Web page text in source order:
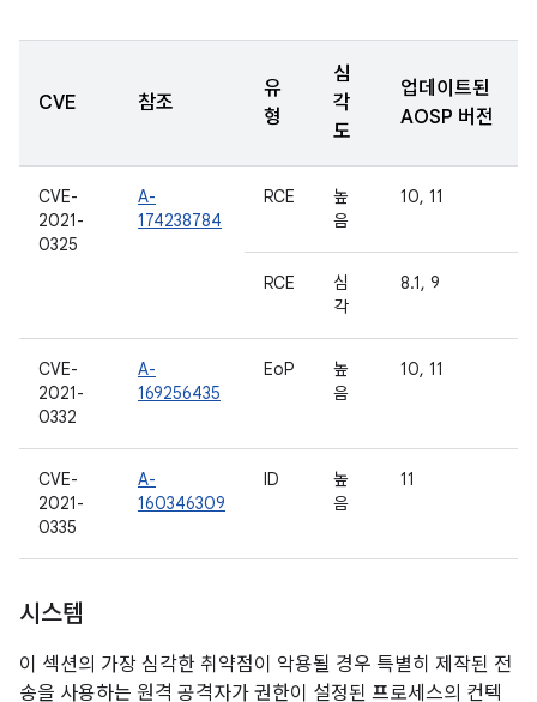
CVE 참조
유
형
심
각
도
업데이트된
AOSP 버전
CVE-
2021-
0325
A-
174238784
RCE
높
음
10, 11
RCE
심
각
8.1, 9
CVE-
2021-
0332
A-
169256435
EoP
높
음
10, 11
CVE-
2021-
0335
A-
160346309
ID
높
음
11
시스템
이 섹션의 가장 심각한 취약점이 악용될 경우 특별히 제작된 전
송을 사용하는 원격 공격자가 권한이 설정된 프로세스의 컨텍